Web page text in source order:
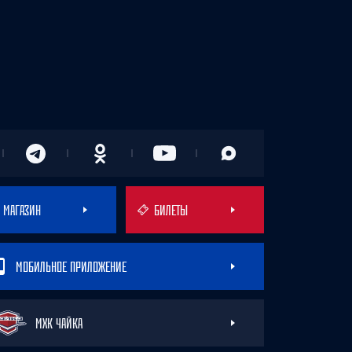
МАГАЗИН БИЛЕТЫ
МОБИЛЬНОЕ ПРИЛОЖЕНИЕ
МХК ЧАЙКА